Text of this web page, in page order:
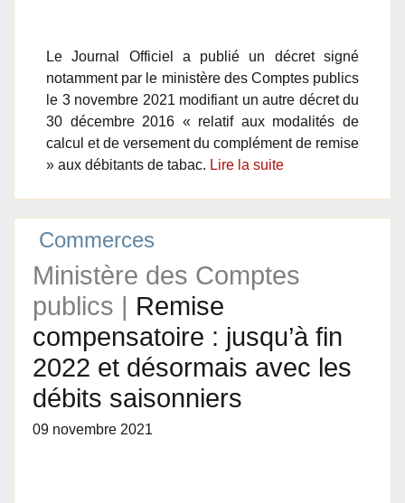
Le Journal Officiel a publié un décret signé
notamment par le ministère des Comptes publics
le 3 novembre 2021 modifiant un autre décret du
30 décembre 2016 « relatif aux modalités de
calcul et de versement du complément de remise
» aux débitants de tabac. Lire la suite
Commerces
Ministère des Comptes
publics | Remise
compensatoire : jusqu’à fin
2022 et désormais avec les
débits saisonniers
09 novembre 2021